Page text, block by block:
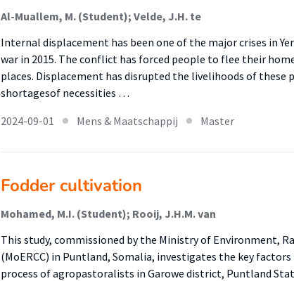
Al-Muallem, M. (Student); Velde, J.H. te
Internal displacement has been one of the major crises in
war in 2015. The conflict has forced people to flee their
places. Displacement has disrupted the livelihoods of these
shortagesof necessities …
2024-09-01
Mens & Maatschappij Master
Fodder cultivation
Mohamed, M.I. (Student); Rooij, J.H.M. van
This study, commissioned by the Ministry of Environment,
(MoERCC) in Puntland, Somalia, investigates the key
process of agropastoralists in Garowe district, Puntland